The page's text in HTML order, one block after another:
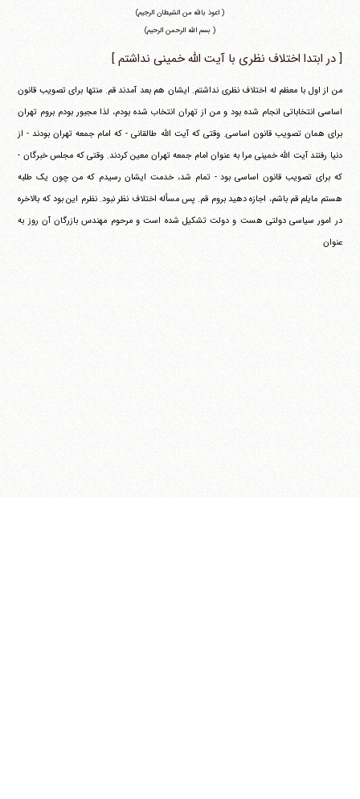
( اعوذ بالله من الشیطان الرجیم)
( بسم الله الرحمن الرحیم)
[ در ابتدا اختلاف نظری با آیت الله خمینی نداشتم ]
من از اول با معظم له اختلاف نظری نداشتم. ایشان هم بعد آمدند قم. منتها برای تصویب قانون
اساسی انتخاباتی انجام شده بود و من از تهران انتخاب شده بودم، لذا مجبور بودم بروم تهران
برای همان تصویب قانون اساسی. وقتی که آیت الله طالقانی - که امام جمعه تهران بودند - از
دنیا رفتند آیت الله خمینی مرا به عنوان امام جمعه تهران معین کردند. وقتی که مجلس خبرگان -
که برای تصویب قانون اساسی بود - تمام شد، خدمت ایشان رسیدم که من چون یک طلبه
هستم مایلم قم باشم، اجازه دهید بروم قم. پس مسأله اختلاف نظر نبود. نظرم این بود که بالاخره
در امور سیاسی دولتی هست و دولت تشکیل شده است و مرحوم مهندس بازرگان آن روز به
عنوان